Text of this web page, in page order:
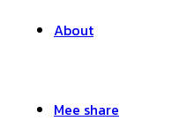
About
Mee share